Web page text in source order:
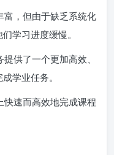
富，但由于缺乏系统化
学习进度缓慢。
供了一个更加高效、
学业任务。
速而高效地完成课程